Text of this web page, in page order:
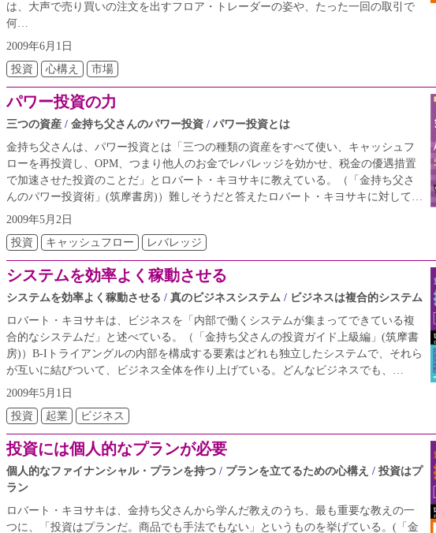
は、大声で売り買いの注文を出すフロア・トレーダーの姿や、たった一回の取引で
何…
2009年6月1日
投資
心構え 市場
パワー投資の力
三つの資産 金持ち父さんのパワー投資
パワー投資とは
金持ち父さんは、パワー投資とは「三つの種類の資産をすべて使い、キャッシュフ
ローを再投資し、OPM、つまり他人のお金でレバレッジを効かせ、税金の優遇措置
で加速させた投資のことだ」とロバート・キヨサキに教えている。（「金持ち父さ
んのパワー投資術」(筑摩書房)）難しそうだと答えたロバート・キヨサキに対して…
2009年5月2日
投資
キャッシュフロー レバレッジ
システムを効率よく稼動させる
システムを効率よく稼動させる 真のビジネスシステム
ビジネスは複合的システム
ロバート・キヨサキは、ビジネスを「内部で働くシステムが集まってできている複
合的なシステムだ」と述べている。（「金持ち父さんの投資ガイド上級編」(筑摩書
房)）B-Iトライアングルの内部を構成する要素はどれも独立したシステムで、それら
が互いに結びついて、ビジネス全体を作り上げている。どんなビジネスでも、…
2009年5月1日
投資
起業 ビジネス
投資には個人的なプランが必要
個人的なファイナンシャル・プランを持つ プランを立てるための心構え
投資はプ
ラン
ロバート・キヨサキは、金持ち父さんから学んだ教えのうち、最も重要な教えの一
つに、「投資はプランだ。商品でも手法でもない」というものを挙げている。(「金